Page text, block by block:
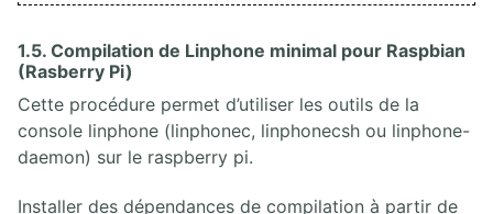
1.5. Compilation de Linphone minimal pour Raspbian
(Rasberry Pi)
Cette procédure permet d’utiliser les outils de la
console linphone (linphonec, linphonecsh ou linphone-
daemon) sur le raspberry pi.
Installer des dépendances de compilation à partir de